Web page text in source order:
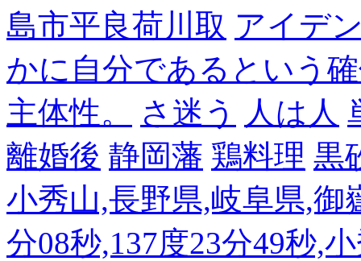
島市平良荷川取 アイデ
かに自分であるという
主体性。
さ迷う 人は人
離婚後 静岡藩 鶏料理 黒
小秀山,長野県,岐阜県,御
分08秒,137度23分49秒,